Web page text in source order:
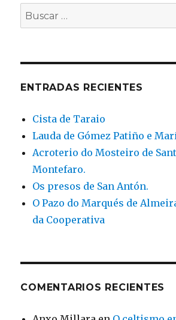
de
Amigos
do
Buscar
por:
ENTRADAS RECIENTES
Cista de Taraio
Lauda de Gómez Patiño e
Acroterio do Mosteiro de
Montefaro.
Os presos de San Antón.
O Pazo do Marqués de
da Cooperativa
COMENTARIOS RECIENTES